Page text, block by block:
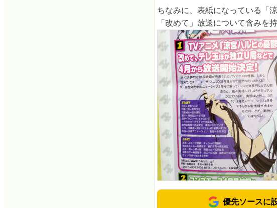
ちなみに、表紙になっている「
「改めて」放送について含みを
優先ソースに